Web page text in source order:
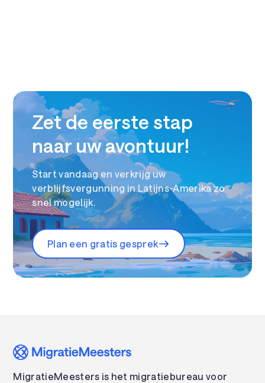
Zet de eerste stap
naar uw avontuur!
Start vandaag en verkrijg uw
verblijfsvergunning in Latijns-Amerika zo
snel mogelijk.
Plan een gratis gesprek
MigratieMeesters is het migratiebureau voor